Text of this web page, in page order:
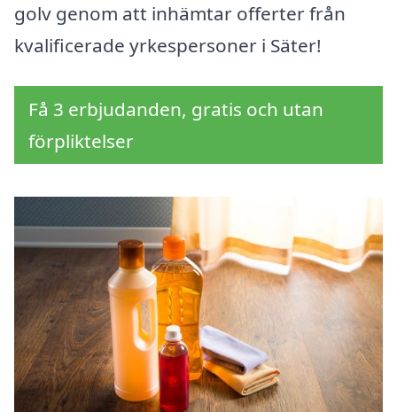
golv genom att inhämtar offerter från
kvalificerade yrkespersoner i Säter!
Få 3 erbjudanden, gratis och utan
förpliktelser